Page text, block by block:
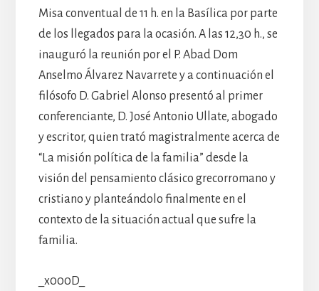
Misa conventual de 11 h. en la Basílica por parte
de los llegados para la ocasión. A las 12,30 h., se
inauguró la reunión por el P. Abad Dom
Anselmo Álvarez Navarrete y a continuación el
filósofo D. Gabriel Alonso presentó al primer
conferenciante, D. José Antonio Ullate, abogado
y escritor, quien trató magistralmente acerca de
“La misión política de la familia” desde la
visión del pensamiento clásico grecorromano y
cristiano y planteándolo finalmente en el
contexto de la situación actual que sufre la
familia.
_x000D_